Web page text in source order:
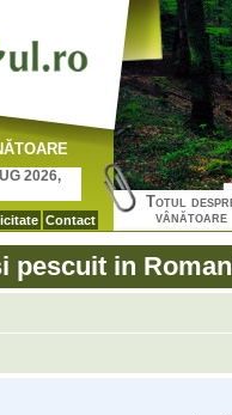
2026,
Contact
Totul
vânătoare
pescuit in